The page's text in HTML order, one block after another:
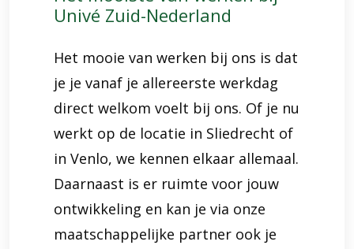
Univé Zuid-Nederland
Het mooie van werken bij ons is dat
je je vanaf je allereerste werkdag
direct welkom voelt bij ons. Of je nu
werkt op de locatie in Sliedrecht of
in Venlo, we kennen elkaar allemaal.
Daarnaast is er ruimte voor jouw
ontwikkeling en kan je via onze
maatschappelijke partner ook je